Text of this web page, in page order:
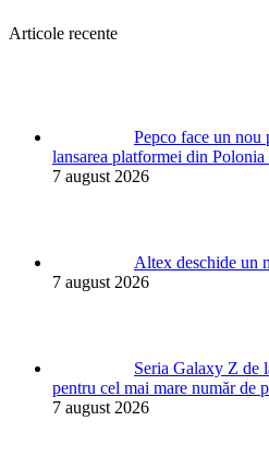
Articole recente
Pepco face un nou
lansarea platformei din
7 august 2026
Altex deschide un
7 august 2026
Seria Galaxy Z de
pentru cel mai mare număr de
7 august 2026